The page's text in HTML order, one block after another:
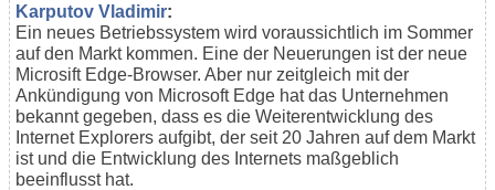
Karputov Vladimir:
Ein neues Betriebssystem wird voraussichtlich im Sommer
auf den Markt kommen. Eine der Neuerungen ist der neue
Microsift Edge-Browser. Aber nur zeitgleich mit der
Ankündigung von Microsoft Edge hat das Unternehmen
bekannt gegeben, dass es die Weiterentwicklung des
Internet Explorers aufgibt, der seit 20 Jahren auf dem Markt
ist und die Entwicklung des Internets maßgeblich
beeinflusst hat.